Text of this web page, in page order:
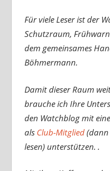
Für viele Leser ist der
Schutzraum,
dem gemeinsames
Böhmermann.
Damit dieser Raum
brauche ich Ihre
den Watchblog mit
als Club-Mitglied(dann
lesen) unterstützen. .